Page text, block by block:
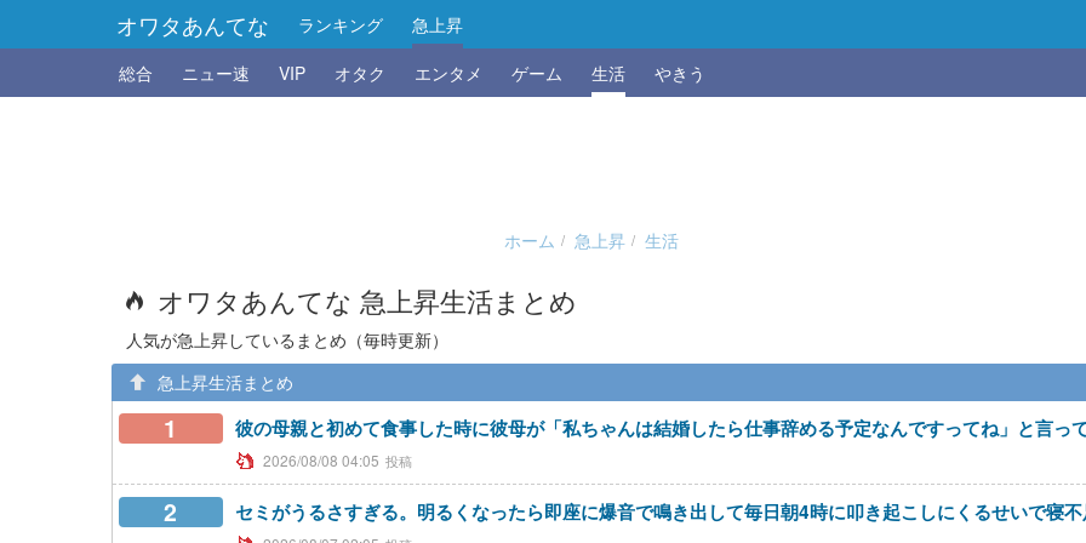
オワタあんてな ランキング
急上昇
総合
ニュー速 VIP オタク エンタメ ゲーム 生活 やきう
ホーム 急上昇 生活
オワタあんてな 急上昇生活まとめ
人気が急上昇しているまとめ（毎時更新）
急上昇生活まとめ
1 彼の母親と初めて食事した時に彼母が「私ちゃんは結婚したら仕事辞める予定なんですってね」と言っ
2026/08/08 04:05
2 セミがうるさすぎる。明るくなったら即座に爆音で鳴き出して毎日朝4時に叩き起こしにくるせいで寝不